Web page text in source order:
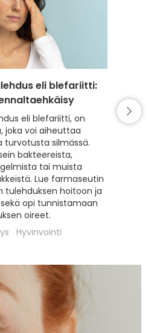
eli blefariitti:
eli blefariitti, on
joka voi aiheuttaa
silmässä.
bakteereista,
tai muista
Lue farmaseutin
tulehduksen hoitoon ja
opi tunnistamaan
oireet.
Hyvinvointi